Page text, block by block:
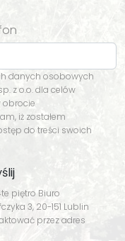
danych osobowych
z o.o. dla celów
obrocie
iż zostałem
do treści swoich
piętro Biuro
3, 20-151 Lublin
przez adres